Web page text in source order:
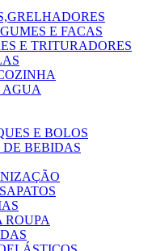
E FACAS
E TRITURADORES
AGUA
E BOLOS
DE BEBIDAS
ROUPA